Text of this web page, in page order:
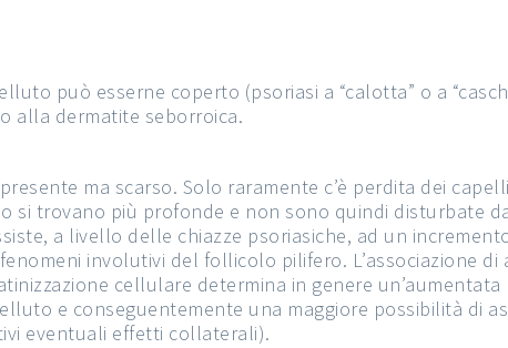
può esserne coperto (psoriasi a “calotta” o a
alla dermatite seborroica.
ma scarso. Solo raramente c’è perdita dei
si trovano più profonde e non sono quindi disturbate
a livello delle chiazze psoriasiche, ad un
involutivi del follicolo pilifero. L’associazione
cellulare determina in genere
e conseguentemente una maggiore possibilità di
eventuali effetti collaterali).